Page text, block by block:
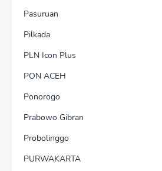
Pasuruan
Pilkada
PLN Icon Plus
PON ACEH
Ponorogo
Prabowo Gibran
Probolinggo
PURWAKARTA